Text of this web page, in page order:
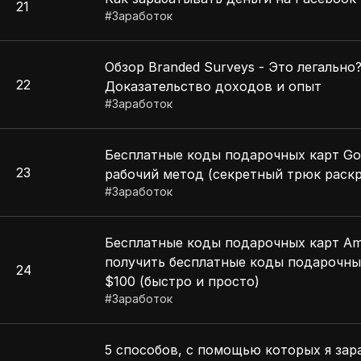
21
#Заработок
22
Обзор Branded Surveys - Это
Доказательство доходов и опыт
#Заработок
23
Бесплатные коды подарочных карт
рабочий метод (секретный трюк
#Заработок
24
Бесплатные коды подарочных карт
получить бесплатные коды
$100 (быстро и просто)
#Заработок
5 способов, с помощью которых я